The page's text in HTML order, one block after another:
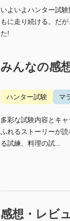
いよいよハンター試
もに走り続ける。だ
た!
みんなの感
ハンター試験 マ
多彩な試験内容とキ
ふれるストーリーが
る試練、料理の試...
感想・レビ